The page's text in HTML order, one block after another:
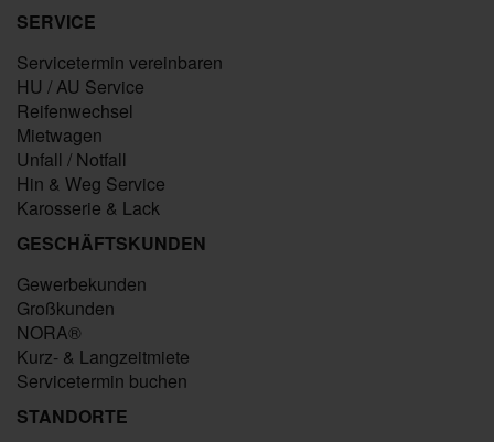
SERVICE
Servicetermin vereinbaren
HU / AU Service
Reifenwechsel
Mietwagen
Unfall / Notfall
Hin & Weg Service
Karosserie & Lack
GESCHÄFTSKUNDEN
Gewerbekunden
Großkunden
NORA®
Kurz- & Langzeitmiete
Servicetermin buchen
STANDORTE